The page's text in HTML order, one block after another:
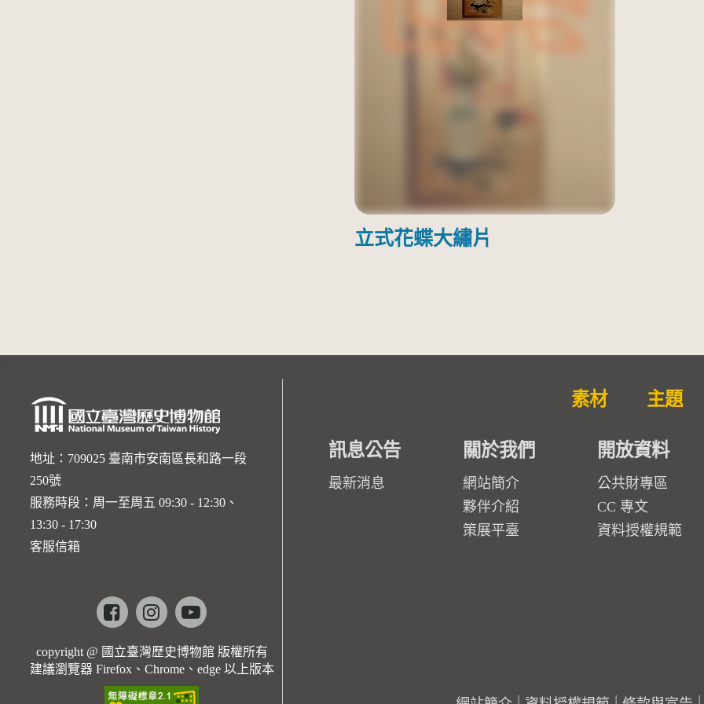
立式花蝶大繡片
地址：709025 臺南市安南區長和路一段
250號
服務時段：周一至周五 09:30 - 12:30、
13:30 - 17:30
客服信箱
Facebookinstagramyoutube
copyright @ 國立臺灣歷史博物館 版權所有
建議瀏覽器 Firefox、Chrome、edge 以上版本
素材 主題
訊息公告
最新消息
關於我們
網站簡介
夥伴介紹
策展平臺
開放資料
公共財專區
CC 專文
資料授權規範